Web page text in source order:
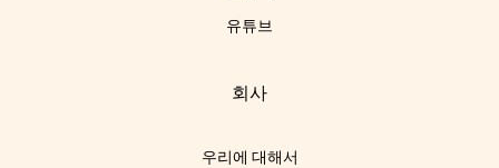
유튜브
회사
우리에 대해서